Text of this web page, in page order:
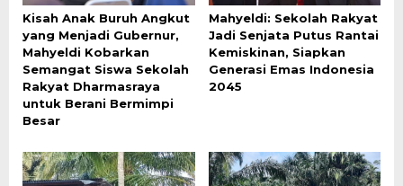
Kisah Anak Buruh Angkut
yang Menjadi Gubernur,
Mahyeldi Kobarkan
Semangat Siswa Sekolah
Rakyat Dharmasraya
untuk Berani Bermimpi
Besar
Mahyeldi: Sekolah Rakyat
Jadi Senjata Putus Rantai
Kemiskinan, Siapkan
Generasi Emas Indonesia
2045